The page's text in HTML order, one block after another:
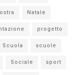
Natale
progetto
Scuola scuole
Sociale sport